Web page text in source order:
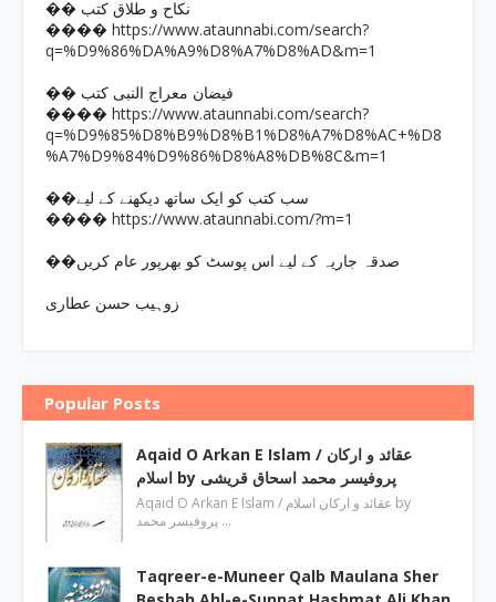
�� نکاح و طلاق کتب
���� https://www.ataunnabi.com/search?
q=%D9%86%DA%A9%D8%A7%D8%AD&m=1
�� فیضان معراج النبی کتب
���� https://www.ataunnabi.com/search?
q=%D9%85%D8%B9%D8%B1%D8%A7%D8%AC+%D8
%A7%D9%84%D9%86%D8%A8%DB%8C&m=1
��سب کتب کو ایک ساتھ دیکھنے کے لیے
���� https://www.ataunnabi.com/?m=1
��صدقہ جاریہ کے لیے اس پوسٹ کو بھرپور عام کریں
زوہیب حسن عطاری
Popular Posts
Aqaid O Arkan E Islam / عقائد و ارکان
اسلام by پروفیسر محمد اسحاق قریشی
Aqaid O Arkan E Islam / عقائد و ارکان اسلام by
پروفیسر محمد …
Taqreer-e-Muneer Qalb Maulana Sher